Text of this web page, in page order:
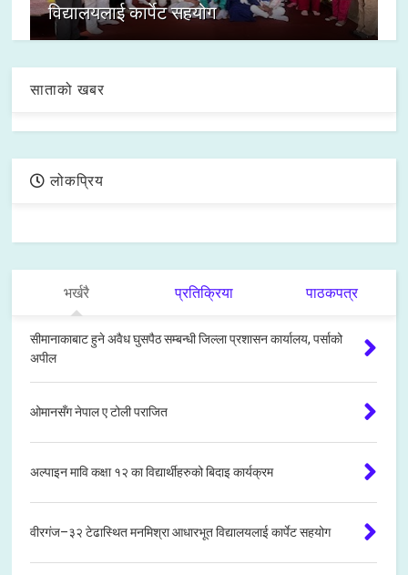
विद्यालयलाई कार्पेट सहयोग
साताको खबर
लोकप्रिय
भर्खरै प्रतिक्रिया पाठकपत्र
सीमानाकाबाट हुने अवैध घुसपैठ सम्बन्धी जिल्ला प्रशासन कार्यालय, पर्साको
अपील
ओमानसँग नेपाल ए टोली पराजित
अल्पाइन मावि कक्षा १२ का विद्यार्थीहरुको बिदाइ कार्यक्रम
वीरगंज–३२ टेढास्थित मनमिश्रा आधारभूत विद्यालयलाई कार्पेट सहयोग